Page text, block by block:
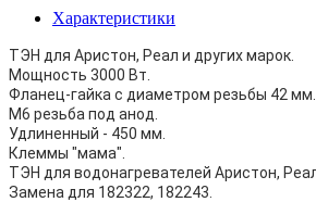
Характеристики
ТЭН для Аристон, Реал и других марок.
Мощность 3000 Вт.
Фланец-гайка с диаметром резьбы 42 мм.
М6 резьба под анод.
Удлиненный - 450 мм.
Клеммы "мама".
ТЭН для водонагревателей Аристон,
Замена для 182322, 182243.